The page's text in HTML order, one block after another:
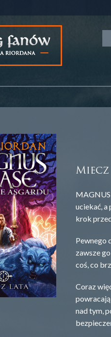
Miecz
MAGNUS
uciekać, a
krok
Pewnego
zawsze
coś, co
Coraz
powracają
nad tym,